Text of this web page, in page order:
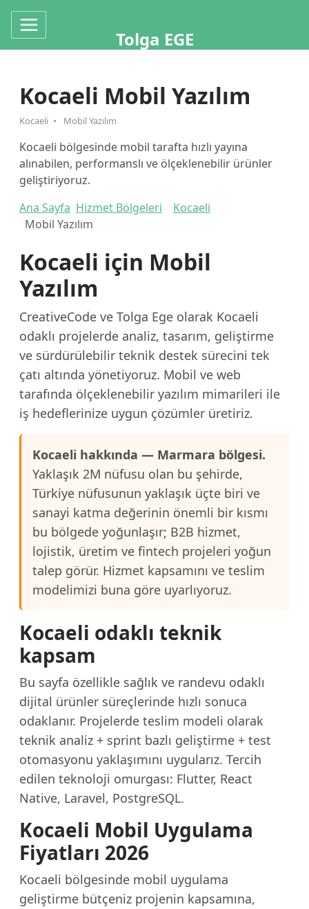
Tolga EGE
Kocaeli Mobil Yazılım
Kocaeli Mobil Yazılım
Kocaeli bölgesinde mobil tarafta hızlı yayına
alınabilen, performanslı ve ölçeklenebilir ürünler
geliştiriyoruz.
Ana Sayfa Hizmet Bölgeleri
Kocaeli
Mobil Yazılım
Kocaeli için Mobil
Yazılım
CreativeCode ve Tolga Ege olarak Kocaeli
odaklı projelerde analiz, tasarım, geliştirme
ve sürdürülebilir teknik destek sürecini tek
çatı altında yönetiyoruz. Mobil ve web
tarafında ölçeklenebilir yazılım mimarileri ile
iş hedeflerinize uygun çözümler üretiriz.
Kocaeli hakkında — Marmara bölgesi.
Yaklaşık 2M nüfusu olan bu şehirde,
Türkiye nüfusunun yaklaşık üçte biri ve
sanayi katma değerinin önemli bir kısmı
bu bölgede yoğunlaşır; B2B hizmet,
lojistik, üretim ve fintech projeleri yoğun
talep görür. Hizmet kapsamını ve teslim
modelimizi buna göre uyarlıyoruz.
Kocaeli odaklı teknik
kapsam
Bu sayfa özellikle sağlık ve randevu odaklı
dijital ürünler süreçlerinde hızlı sonuca
odaklanır. Projelerde teslim modeli olarak
teknik analiz + sprint bazlı geliştirme + test
otomasyonu yaklaşımını uygularız. Tercih
edilen teknoloji omurgası: Flutter, React
Native, Laravel, PostgreSQL.
Kocaeli Mobil Uygulama
Fiyatları 2026
Kocaeli bölgesinde mobil uygulama
geliştirme bütçeniz projenin kapsamına,